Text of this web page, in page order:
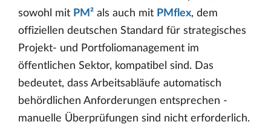
sowohl mit PM² als auch mit PMflex, dem
offiziellen deutschen Standard für strategisches
Projekt- und Portfoliomanagement im
öffentlichen Sektor, kompatibel sind. Das
bedeutet, dass Arbeitsabläufe automatisch
behördlichen Anforderungen entsprechen -
manuelle Überprüfungen sind nicht erforderlich.